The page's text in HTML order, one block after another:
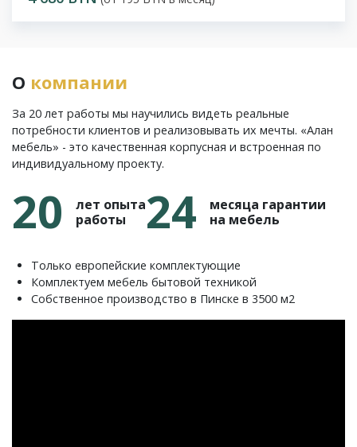
О компании
За 20 лет работы мы научились видеть реальные
потребности клиентов и реализовывать их мечты. «Алан
мебель» - это качественная корпусная и встроенная по
индивидуальному проекту.
20
лет опыта
работы
24
месяца гарантии
на мебель
Только европейские комплектующие
Комплектуем мебель бытовой техникой
Собственное производство в Пинске в 3500 м2